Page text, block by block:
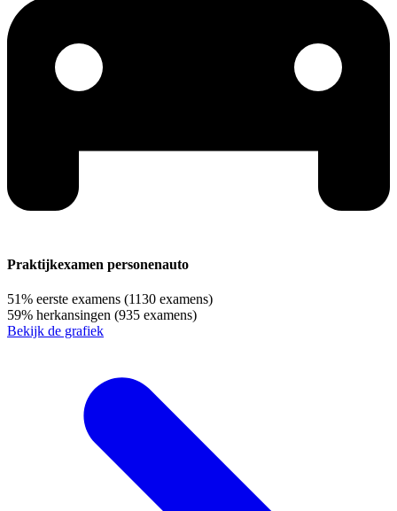
Praktijkexamen personenauto
51% eerste examens (1130 examens)
59% herkansingen (935 examens)
Bekijk de grafiek